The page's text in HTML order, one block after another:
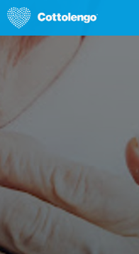
DONA ORA